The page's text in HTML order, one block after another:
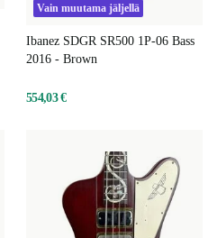
Vain muutama jäljellä
Ibanez SDGR SR500 1P-06 Bass
2016 - Brown
554,03 €